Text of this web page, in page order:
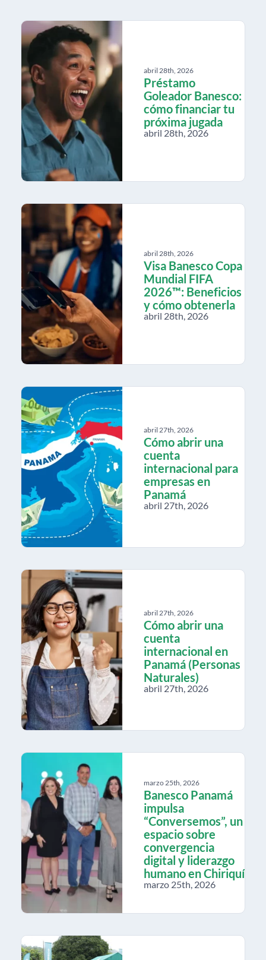
abril 28th, 2026
Préstamo
Goleador Banesco:
cómo financiar tu
próxima jugada
abril 28th, 2026
abril 28th, 2026
Visa Banesco Copa
Mundial FIFA
2026™: Beneficios
y cómo obtenerla
abril 28th, 2026
abril 27th, 2026
Cómo abrir una
cuenta
internacional para
empresas en
Panamá
abril 27th, 2026
abril 27th, 2026
Cómo abrir una
cuenta
internacional en
Panamá (Personas
Naturales)
abril 27th, 2026
marzo 25th, 2026
Banesco Panamá
impulsa
“Conversemos”, un
espacio sobre
convergencia
digital y liderazgo
humano en Chiriquí
marzo 25th, 2026